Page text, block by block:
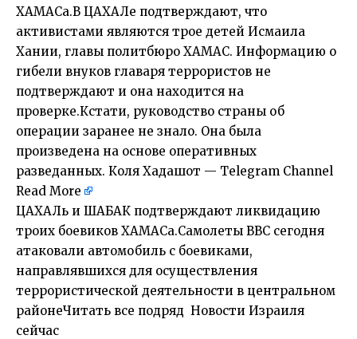
ХАМАСа.В ЦАХАЛе подтверждают, что
активистами являются трое детей Исмаила
Хании, главы политбюро ХАМАС. Информацию о
гибели внуков главаря террористов не
подтверждают и она находится на
проверке.Кстати, руководство страны об
операции заранее не знало. Она была
произведена на основе оперативных
разведанных. Коля Хадашот — Telegram Channel
Read More
ЦАХАЛь и ШАБАК подтверждают ликвидацию
троих боевиков ХАМАСа.Самолеты ВВС сегодня
атаковали автомобиль с боевиками,
направлявшихся для осуществления
террористической деятельности в центральном
районеЧитать все подряд Новости Израиля
сейчас